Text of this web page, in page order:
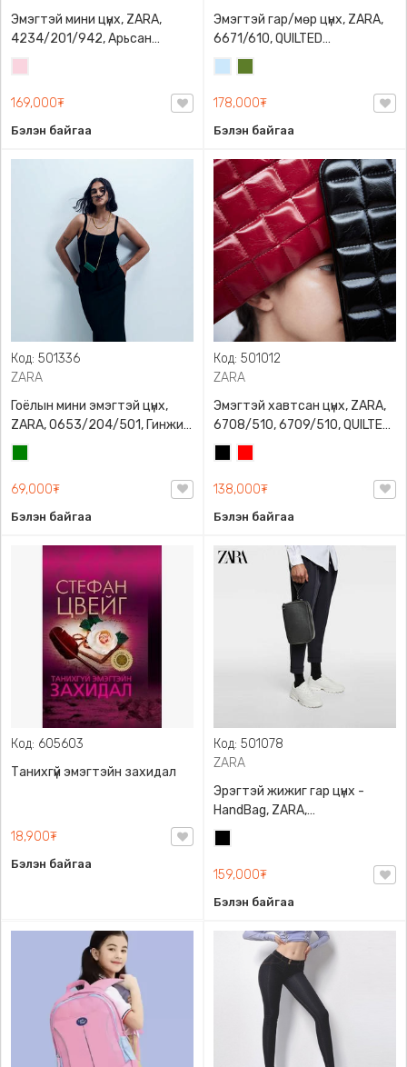
Эмэгтэй мини цүнх, ZARA,
4234/201/942, Арьсан
материалтай, LIMITED EDITION
OVAL LEATHER HANDBAG TRF
169,000₮
Бэлэн байгаа
Эмэгтэй гар/мөр цүнх, ZARA,
6671/610, QUILTED
CROSSBODY BAG WITH HANDLE
178,000₮
Бэлэн байгаа
Код: 501336
ZARA
Гоёлын мини эмэгтэй цүнх,
ZARA, 0653/204/501, Гинжин
оосортой, Дотроо тольтой
69,000₮
Бэлэн байгаа
Код: 501012
ZARA
Эмэгтэй хавтсан цүнх, ZARA,
6708/510, 6709/510, QUILTED
CLUTCH BAGDETAILS, Лакан,
Гинжин оосортой
138,000₮
Бэлэн байгаа
Код: 605603
Танихгүй эмэгтэйн захидал
18,900₮
Бэлэн байгаа
Код: 501078
ZARA
Эрэгтэй жижиг гар цүнх -
HandBag, ZARA,
3720/005/040, PU арьс
159,000₮
Бэлэн байгаа